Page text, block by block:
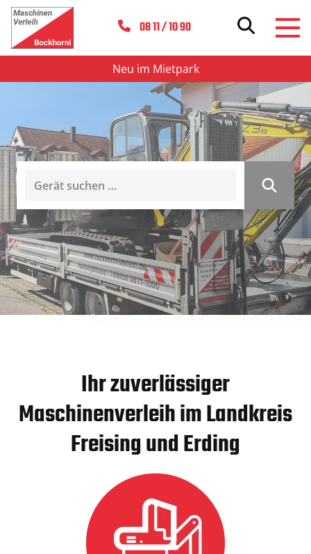
08 11 / 10 90
Neu im Mietpark
Mietpark
Ihr zuverlässiger
Maschinenverleih im Landkreis
Freising und Erding